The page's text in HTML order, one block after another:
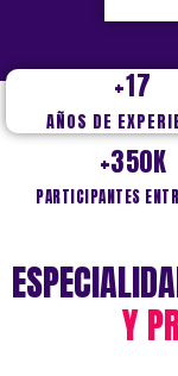
+17
AÑOS DE
+350K
PARTICIPANTES
Y